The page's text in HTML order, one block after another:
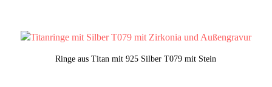
Ringe aus Titan mit 925 Silber T079 mit Stein